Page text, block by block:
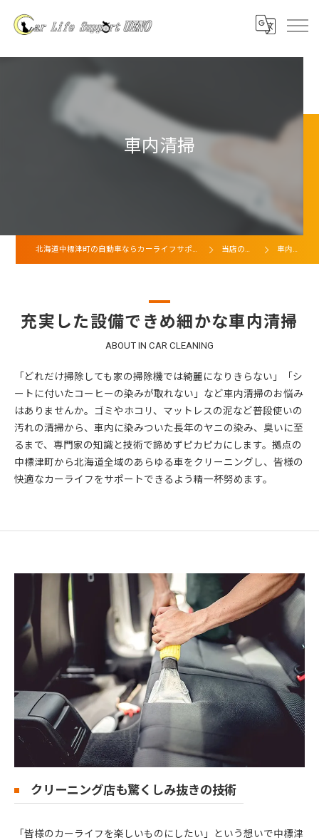
車内清掃
北海道中標津町の自動車ならカーライフサポート上野 当店の特徴 車内清掃
充実した設備できめ細かな車内清掃
ABOUT IN CAR CLEANING
「どれだけ掃除しても家の掃除機では綺麗になりきらない」「シ
ートに付いたコーヒーの染みが取れない」など車内清掃のお悩み
はありませんか。ゴミやホコリ、マットレスの泥など普段使いの
汚れの清掃から、車内に染みついた長年のヤニの染み、臭いに至
るまで、専門家の知識と技術で諦めずピカピカにします。拠点の
中標津町から北海道全域のあらゆる車をクリーニングし、皆様の
快適なカーライフをサポートできるよう精一杯努めます。
クリーニング店も驚くしみ抜きの技術
「皆様のカーライフを楽しいものにしたい」という想いで中標津